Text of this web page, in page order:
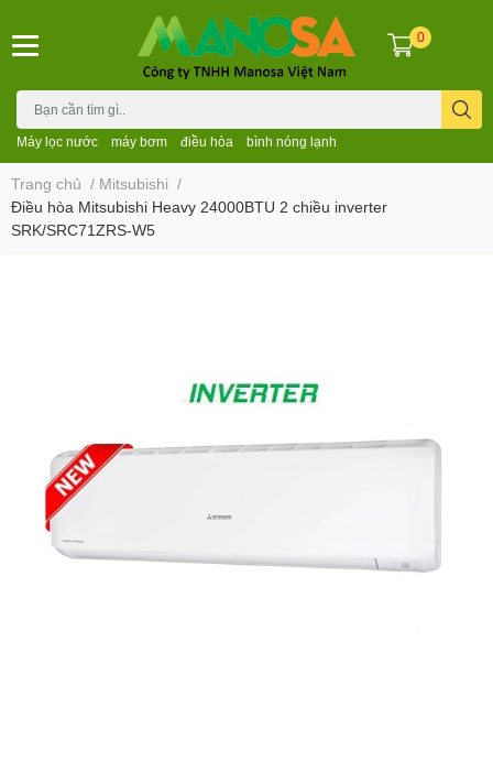
Máy lọc nước máy bơm điều hòa bình nóng lạnh
0
Trang chủ / Mitsubishi /
Điều hòa Mitsubishi Heavy 24000BTU 2 chiều inverter
SRK/SRC71ZRS-W5